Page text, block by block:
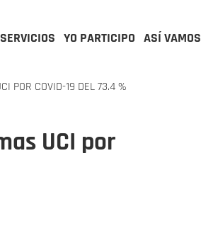
SERVICIOS YO PARTICIPO ASÍ VAMOS
POR COVID-19 DEL 73.4 %
UCI por